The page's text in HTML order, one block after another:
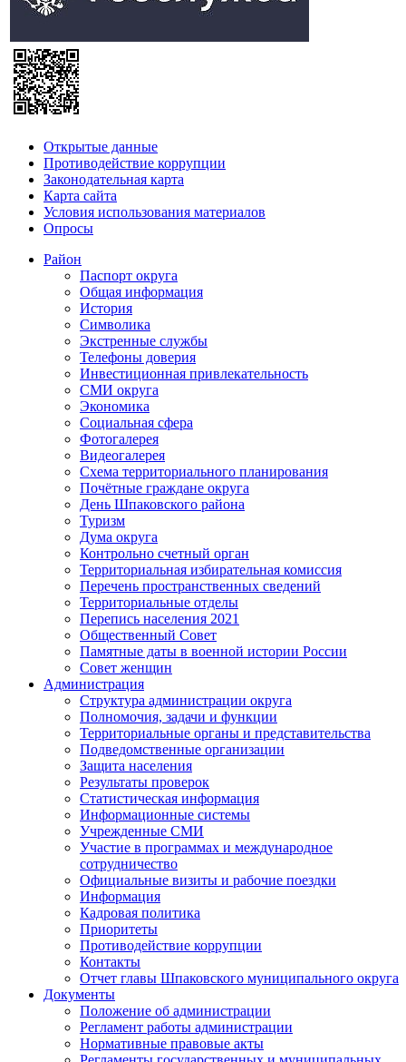
Открытые данные
Противодействие коррупции
Законодательная карта
Карта сайта
Условия использования материалов
Опросы
Район
Паспорт округа
Общая информация
История
Символика
Экстренные службы
Телефоны доверия
Инвестиционная привлекательность
СМИ округа
Экономика
Социальная сфера
Фотогалерея
Видеогалерея
Схема территориального планирования
Почётные граждане округа
День Шпаковского района
Туризм
Дума округа
Контрольно счетный орган
Территориальная избирательная комиссия
Перечень пространственных сведений
Территориальные отделы
Перепись населения 2021
Общественный Совет
Памятные даты в военной истории России
Совет женщин
Администрация
Структура администрации округа
Полномочия, задачи и функции
Территориальные органы и представительства
Подведомственные организации
Защита населения
Результаты проверок
Статистическая информация
Информационные системы
Учрежденные СМИ
Участие в программах и международное
сотрудничество
Официальные визиты и рабочие поездки
Информация
Кадровая политика
Приоритеты
Противодействие коррупции
Контакты
Отчет главы Шпаковского муниципального округа
Документы
Положение об администрации
Регламент работы администрации
Нормативные правовые акты